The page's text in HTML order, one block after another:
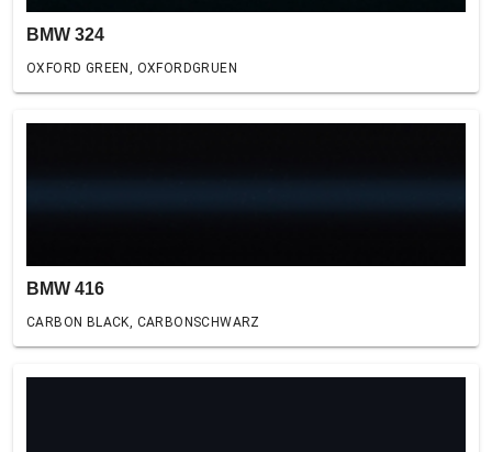
BMW 324
OXFORD GREEN, OXFORDGRUEN
BMW 416
CARBON BLACK, CARBONSCHWARZ